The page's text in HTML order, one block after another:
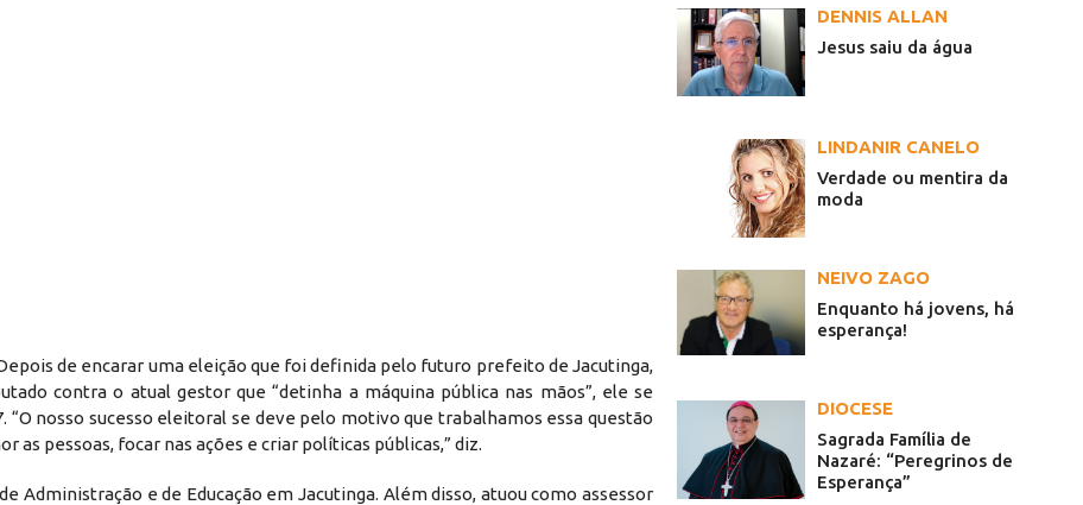
de encarar uma eleição que foi definida pelo futuro prefeito de Jacutinga,
contra o atual gestor que “detinha a máquina pública nas mãos”, ele se
nosso sucesso eleitoral se deve pelo motivo que trabalhamos essa questão
as pessoas, focar nas ações e criar políticas públicas,” diz.
Administração e de Educação em Jacutinga. Além disso, atuou como assessor
DENNIS ALLAN
Jesus saiu da água
LINDANIR CANELO
Verdade ou mentira da
moda
NEIVO ZAGO
Enquanto há jovens, há
esperança!
DIOCESE
Sagrada Família de
Nazaré: “Peregrinos de
Esperança”